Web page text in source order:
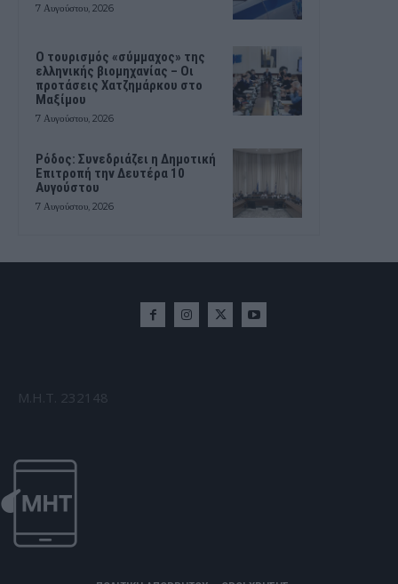
7 Αυγούστου, 2026
Ο τουρισμός «σύμμαχος» της
ελληνικής βιομηχανίας – Οι
προτάσεις Χατζημάρκου στο
Μαξίμου
7 Αυγούστου, 2026
Ρόδος: Συνεδριάζει η Δημοτική
Επιτροπή την Δευτέρα 10
Αυγούστου
7 Αυγούστου, 2026
Μ.Η.Τ. 232148